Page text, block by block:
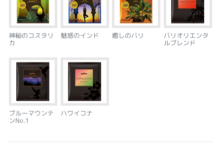
神秘のコスタリ
カ
魅惑のインド 癒しのバリ バリオリエンタ
ルブレンド
ブルーマウンテ
ンNo.1
ハワイコナ